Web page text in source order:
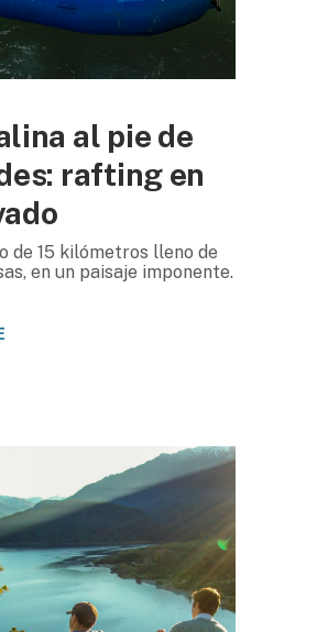
al pie de
rafting en
de 15 kilómetros lleno de
en un paisaje imponente.